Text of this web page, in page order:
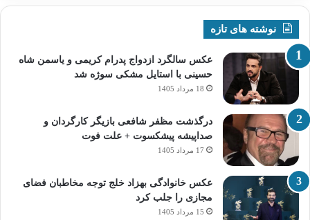
نوشته های تازه
عکس سالگرد ازدواج پدرام کریمی و یاسمن شاه‌
حسینی با استایل مشکی سوژه شد
18 مرداد 1405
درگذشت مظفر شافعی بازیگر کارگردان و
صداپیشه پیشکسوت + علت فوت
17 مرداد 1405
عکس خانوادگی بهزاد خلج توجه مخاطبان فضای
مجازی را جلب کرد
15 مرداد 1405